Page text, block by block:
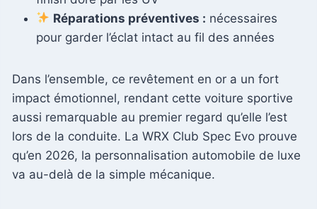
Réparations préventives : nécessaires
pour garder l’éclat intact au fil des années
Dans l’ensemble, ce revêtement en or a un fort
impact émotionnel, rendant cette voiture sportive
aussi remarquable au premier regard qu’elle l’est
lors de la conduite. La WRX Club Spec Evo prouve
qu’en 2026, la personnalisation automobile de luxe
va au-delà de la simple mécanique.